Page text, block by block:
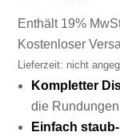
Enthält 19%
Kostenloser
Lieferzeit: nicht
Kompletter
die Rundungen
Einfach